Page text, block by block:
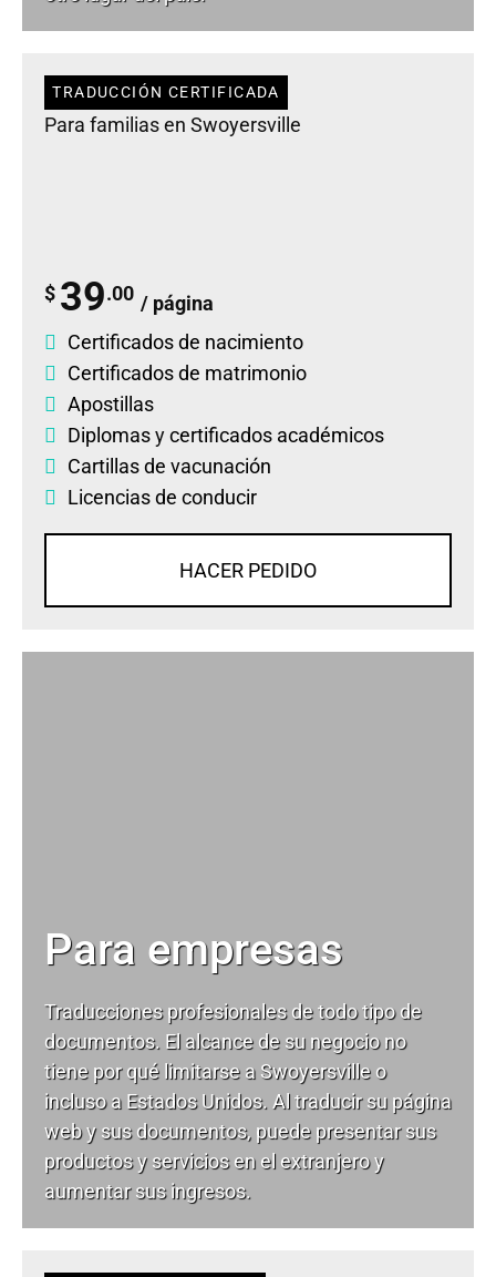
TRADUCCIÓN CERTIFICADA
Para familias en Swoyersville
$ 39.00 / página
Certificados de nacimiento
Certificados de matrimonio
Apostillas
Diplomasycertificados académicos
Cartillas de vacunación
Licencias de conducir
HACER PEDIDO
Para empresas
Traducciones profesionales de todo tipo de
documentos. El alcance de su negocio no
tiene por qué limitarse a Swoyersville o
incluso a Estados Unidos. Al traducir su página
web y sus documentos, puede presentar sus
productos y servicios en el extranjero y
aumentar sus ingresos.